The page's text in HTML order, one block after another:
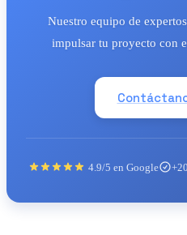
Nuestro equipo de
impulsar tu proyecto con
4.9/5 en Google